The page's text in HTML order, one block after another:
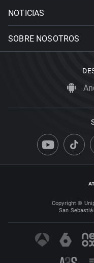
NOTICIAS
SOBRE NOSOTROS
Copyright ©
San